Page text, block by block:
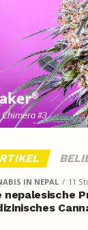
IN NEPAL 11
nepalesische